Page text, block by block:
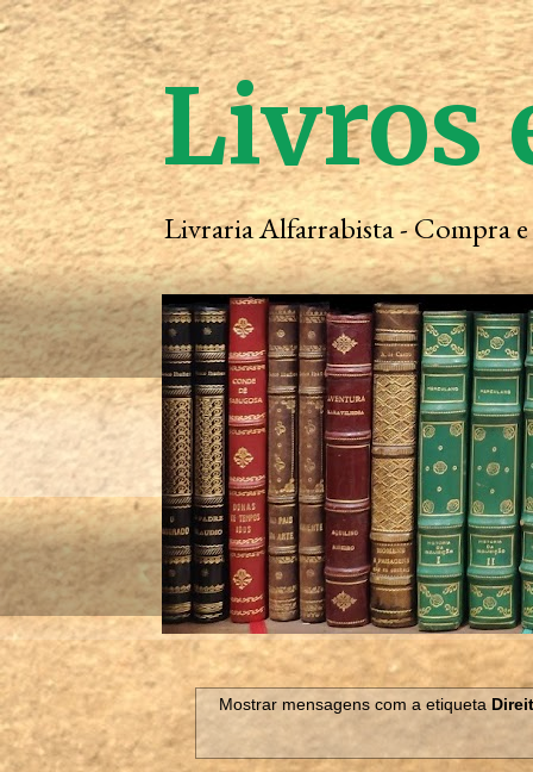
Livros
Livraria Alfarrabista - Compra
Mostrar mensagens com a etiqueta